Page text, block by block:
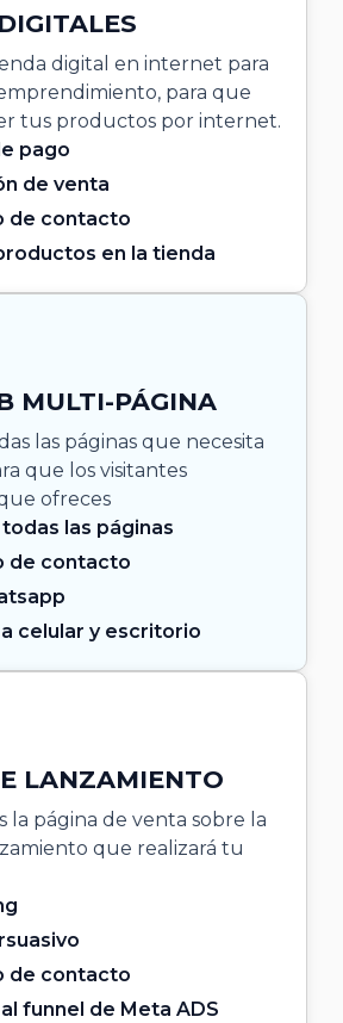
digital en internet para
para que
tus productos por internet.
pago
de venta
de contacto
en la tienda
MULTI-PÁGINA
las páginas que necesita
que los visitantes
ofreces
las páginas
de contacto
celular y escritorio
LANZAMIENTO
la página de venta sobre la
que realizará tu
de contacto
funnel de Meta ADS